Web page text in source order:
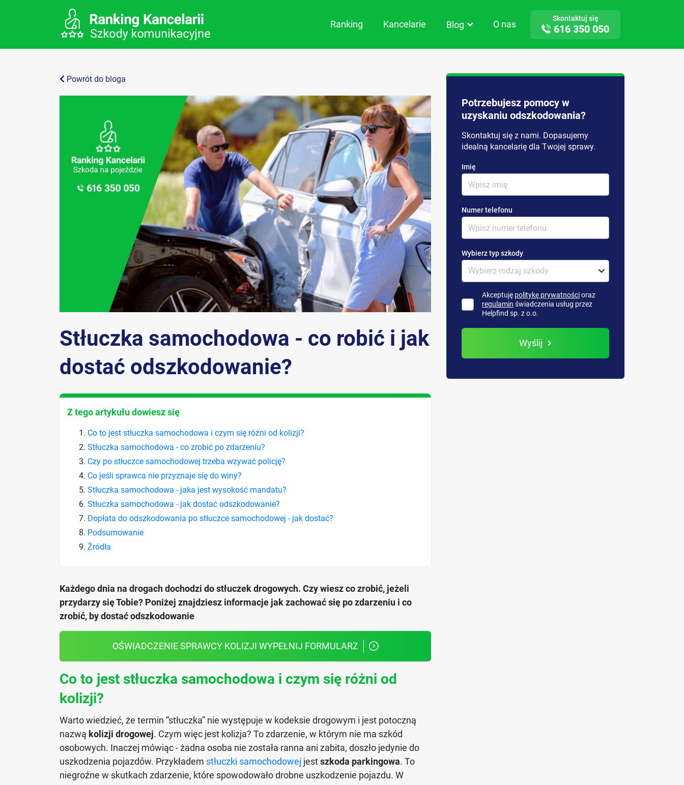
Ranking Kancelarie Blog O nas
Skontaktuj się
616 350 050
Powrót do bloga
Stłuczka samochodowa - co robić i jak
dostać odszkodowanie?
Z tego artykułu dowiesz się
Co to jest stłuczka samochodowa i czym się różni od kolizji?
Stłuczka samochodowa - co zrobić po zdarzeniu?
Czy po stłuczce samochodowej trzeba wzywać policję?
Co jeśli sprawca nie przyznaje się do winy?
Stłuczka samochodowa - jaka jest wysokość mandatu?
Stłuczka samochodowa - jak dostać odszkodowanie?
Dopłata do odszkodowania po stłuczce samochodowej - jak dostać?
Podsumowanie
Źródła
Każdego dnia na drogach dochodzi do stłuczek drogowych. Czy wiesz co zrobić, jeżeli
przydarzy się Tobie? Poniżej znajdziesz informacje jak zachować się po zdarzeniu i co
zrobić, by dostać odszkodowanie
OŚWIADCZENIE SPRAWCY KOLIZJI WYPEŁNIJ FORMULARZ
Co to jest stłuczka samochodowa i czym się różni od
kolizji?
Warto wiedzieć, że termin “stłuczka” nie występuje w kodeksie drogowym i jest potoczną
nazwą kolizji drogowej. Czym więc jest kolizja? To zdarzenie, w którym nie ma szkód
osobowych. Inaczej mówiąc - żadna osoba nie została ranna ani zabita, doszło jedynie do
uszkodzenia pojazdów. Przykładem stłuczki samochodowej jestszkoda parkingowa. To
niegroźne w skutkach zdarzenie, które spowodowało drobne uszkodzenie pojazdu. W
Potrzebujesz pomocy w
uzyskaniu odszkodowania?
Skontaktuj się z nami. Dopasujemy
idealną kancelarię dla Twojej sprawy.
Imię
Numer telefonu
Wybierz typ szkody
Akceptuję politykę prywatnościoraz
regulamin świadczenia usług przez
Helpfind sp. z o.o.
Wyślij